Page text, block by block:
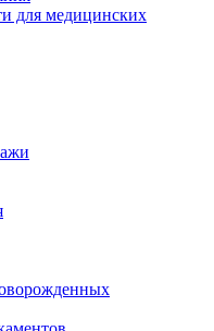
для медицинских